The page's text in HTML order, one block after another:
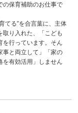
の保育補助のお仕事で
てる”を合言葉に、主体
取り入れた、「こども
を行っています。そん
事と両立して」「家の
を有効活用」しません